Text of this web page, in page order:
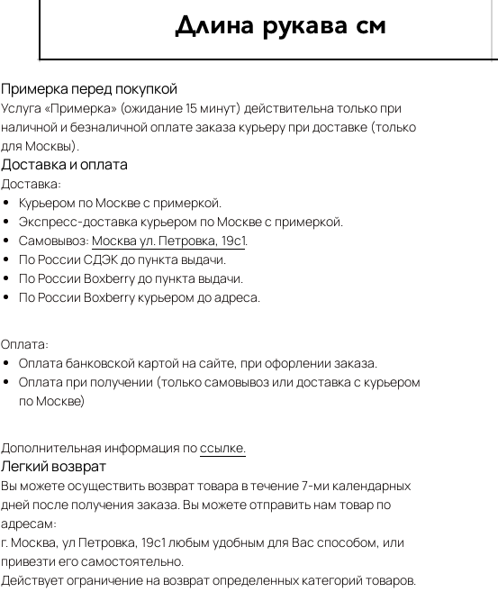
Примерка перед покупкой
Услуга «Примерка» (ожидание 15 минут) действительна только при
наличной и безналичной оплате заказа курьеру при доставке (только
для Москвы).
Доставка и оплата
Доставка:
Курьером по Москве с примеркой.
Экспресс-доставка курьером по Москве с примеркой.
Самовывоз: Москва ул. Петровка, 19с1
По России СДЭК до пункта выдачи.
По России Boxberry до пункта выдачи.
По России Boxberry курьером до адреса.
Оплата:
Оплата банковской картой на сайте, при офорлении заказа.
Оплата при получении (только самовывоз или доставка с курьером
по Москве)
Дополнительная информация поссылке.
Легкий возврат
Вы можете осуществить возврат товара в течение 7-ми календарных
дней после получения заказа. Вы можете отправить нам товар по
адресам:
г. Москва, ул Петровка, 19с1 любым удобным для Вас способом, или
привезти его самостоятельно.
Действует ограничение на возврат определенных категорий товаров.